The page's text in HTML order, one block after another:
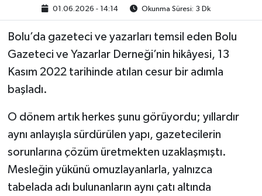
01.06.2026 - 14:14 Okunma Süresi: 3 Dk
Bolu’da gazeteci ve yazarları temsil eden Bolu
Gazeteci ve Yazarlar Derneği’nin hikâyesi, 13
Kasım 2022 tarihinde atılan cesur bir adımla
başladı.
O dönem artık herkes şunu görüyordu; yıllardır
aynı anlayışla sürdürülen yapı, gazetecilerin
sorunlarına çözüm üretmekten uzaklaşmıştı.
Mesleğin yükünü omuzlayanlarla, yalnızca
tabelada adı bulunanların aynı çatı altında